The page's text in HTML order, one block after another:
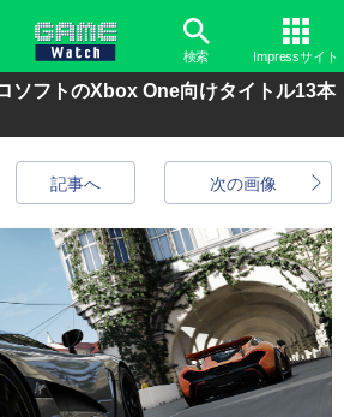
検索 Impressサイト
ソフトのXbox One向けタイトル13本
次の画像
記事へ